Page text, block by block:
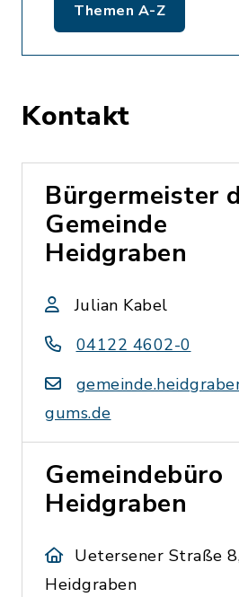
Themen A-Z
Kontakt
Bürgermeister
Gemeinde
Heidgraben
Julian Kabel
04122 4602-0
gums.de
Gemeindebüro
Heidgraben
Uetersener Straße
Heidgraben